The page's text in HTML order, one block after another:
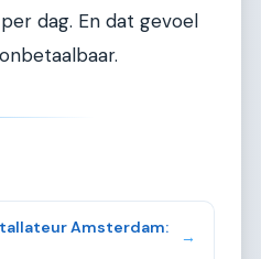
dag. En dat gevoel
Amsterdam:
→